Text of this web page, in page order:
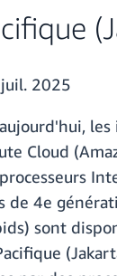
2025
les
Cloud
de 4e
sont